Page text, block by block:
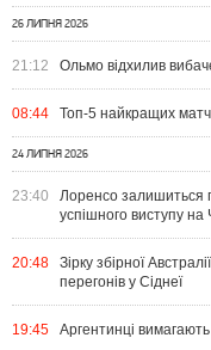
26 ЛИПНЯ 2026
21:12 Ольмо відхилив
08:44 Топ-5 найкращих
24 ЛИПНЯ 2026
23:40
Лоренсо залишиться
успішного виступу
20:48
Зірку збірної
перегонів у Сіднеї
19:45 Аргентинці